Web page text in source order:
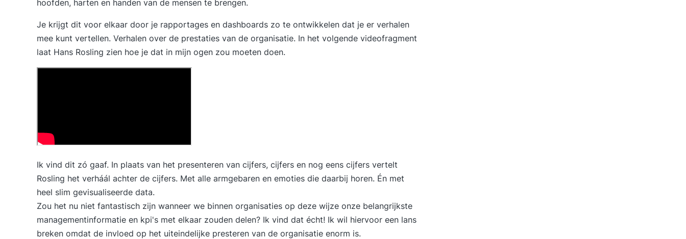
hoofden, harten en handen van de mensen te brengen.
Je krijgt dit voor elkaar door je rapportages en dashboards zo te ontwikkelen dat je er verhalen
mee kunt vertellen. Verhalen over de prestaties van de organisatie. In het volgende videofragment
laat Hans Rosling zien hoe je dat in mijn ogen zou moeten doen.
Ik vind dit zó gaaf. In plaats van het presenteren van cijfers, cijfers en nog eens cijfers vertelt
Rosling het verháál achter de cijfers. Met alle armgebaren en emoties die daarbij horen. Én met
heel slim gevisualiseerde data.
Zou het nu niet fantastisch zijn wanneer we binnen organisaties op deze wijze onze belangrijkste
managementinformatie en kpi's met elkaar zouden delen? Ik vind dat écht! Ik wil hiervoor een lans
breken omdat de invloed op het uiteindelijke presteren van de organisatie enorm is.